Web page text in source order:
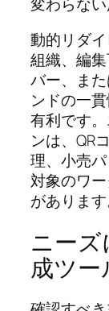
変わらない
動的リダ
組織、編
バー、ま
ンドの一
有利です
ンは、QR
理、小売
対象のワ
があります
ニーズ
成ツー